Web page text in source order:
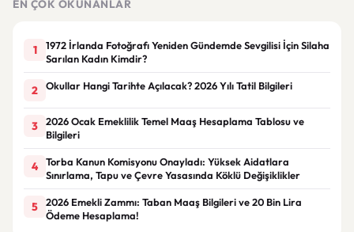
EN ÇOK OKUNANLAR
1
1972 İrlanda Fotoğrafı Yeniden Gündemde Sevgilisi İçin Silaha
Sarılan Kadın Kimdir?
2 Okullar Hangi Tarihte Açılacak? 2026 Yılı Tatil Bilgileri
3
2026 Ocak Emeklilik Temel Maaş Hesaplama Tablosu ve
Bilgileri
4
Torba Kanun Komisyonu Onayladı: Yüksek Aidatlara
Sınırlama, Tapu ve Çevre Yasasında Köklü Değişiklikler
5
2026 Emekli Zammı: Taban Maaş Bilgileri ve 20 Bin Lira
Ödeme Hesaplama!